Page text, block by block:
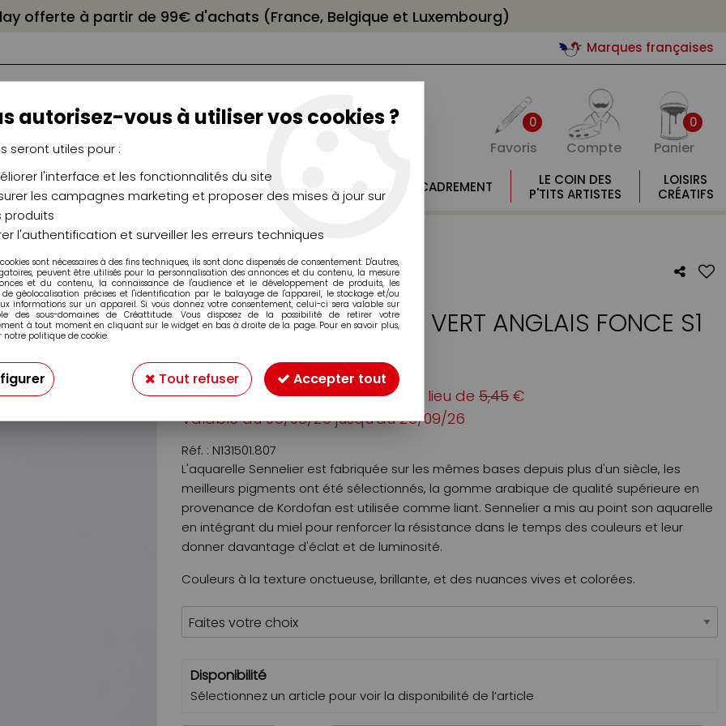
offerte à partir de 99€ d'achats (France, Belgique et Luxembourg)
Marques françaises
0
Favoris Compte
0
Panier
CHÂSSIS
CHEVALETS
AÉROGRAPHIE
MODÉLISME
MOULAGE
ENCADREMENT
LE COIN DES
P'TITS ARTISTES
LOISIRS
CRÉATIFS
>AQUARELLE SENNELIER VERT ANGLAIS FONCE S1
AQUARELLE SENNELIER VERT ANGLAIS FONCE S1
À partir de 4,09€TTC au lieu de 5,45 €
Valabledu06/08/26jusqu'au26/09/26
Réf. : N131501.807
L'aquarelle Sennelier est fabriquée sur les mêmes bases depuis plus d'un siècle, les
meilleurs pigments ont été sélectionnés, la gomme arabique de qualité supérieure en
provenance de Kordofan est utilisée comme liant. Sennelier a mis au point son aquarelle
en intégrant du miel pour renforcer la résistance dans le temps des couleurs et leur
donner davantage d'éclat et de luminosité.
Couleurs à la texture onctueuse, brillante, et des nuances vives et colorées.
Disponibilité
Sélectionnez un article pour voir la disponibilité de l’article
autorisez-vous à utiliser vos cookies ?
seront utiles pour :
l'interface et les fonctionnalités du site
les campagnes marketing et proposer des mises à jour sur
produits
l'authentification et surveiller les erreurs techniques
sont nécessaires à des fins techniques, ils sont donc dispensés de consentement. D'autres,
peuvent être utilisés pour la personnalisation des annonces et du contenu, la mesure
et du contenu, la connaissance de l'audience et le développement de produits, les
de géolocalisation précises et l'identification par le balayage de l'appareil, le stockage et/ou
informations sur un appareil. Si vous donnez votre consentement, celui-ci sera valable sur
des sous-domaines de Créattitude. Vous disposez de la possibilité de retirer votre
à tout moment en cliquant sur le widget en bas à droite de la page. Pour en savoir plus,
notre politique de cookie.
Tout refuser Accepter tout